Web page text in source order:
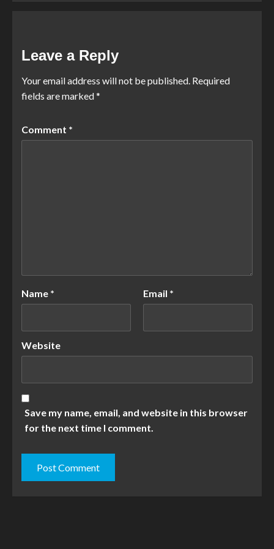
Leave a Reply
Your email address will not be published. Required
fields are marked*
Comment *
Name * Email *
Website
Save my name, email, and website in this browser
for the next time I comment.